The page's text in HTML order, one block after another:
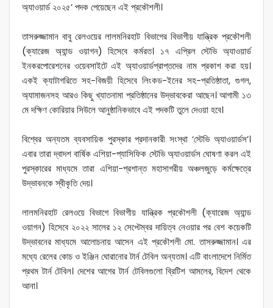
অ্যাওয়ার্ড ২০২৫’ পদক পেয়েছেন এই প্রকৌশলী।
তাসরুজ্জামান বাবু রেলওয়ের লালমনিরহাট বিভাগের বিভাগীয় যান্ত্রিক প্রকৌশলী
(ক্যারেজ অ্যান্ড ওয়াগন) হিসেবে কর্মরত। ১৭ এপ্রিল স্টেভি অ্যাওয়ার্ড
ইনকরপোরেশনের ওয়েবসাইটে এই অ্যাওয়ার্ডপ্রাপ্তদের নাম প্রকাশ করা হয়।
একই ক্যাটাগরিতে সহ-বিজয়ী হিসেবে লিংকড-ইনের সহ-প্রতিষ্ঠাতা, গুগল,
অ্যামাজনসহ আরও কিছু খ্যাতনামা প্রতিষ্ঠানের উদ্ভাবকেরা আছেন। আগামী ১৩
মে দক্ষিণ কোরিয়ার সিউলে আনুষ্ঠানিকভাবে এই পদকটি তুলে দেওয়া হবে।
বিশ্বের অন্যতম ব্যবসায়িক পুরস্কার প্রদানকারী সংস্থা ‘স্টেভি অ্যাওয়ার্ডস’।
এবার তারা দ্বাদশ বার্ষিক এশিয়া-প্যাসিফিক স্টেভি অ্যাওয়ার্ডস ঘোষণা করল এই
পুরস্কারের মাধ্যমে তারা এশিয়া-প্রশান্ত মহাসাগরীয় অঞ্চলজুড়ে কর্মক্ষেত্রে
উদ্ভাবনকে স্বীকৃতি দেয়।
লালমনিরহাট রেলওয়ে বিভাগে বিভাগীয় যান্ত্রিক প্রকৌশলী (ক্যারেজ অ্যান্ড
ওয়াগন) হিসেবে ২০২২ সালের ১২ সেপ্টেম্বর দায়িত্ব নেওয়ার পর বেশ কয়েকটি
উদ্ভাবনের মাধ্যমে আলোচনায় আসেন এই প্রকৌশলী মো. তাসরুজ্জামান। এর
মধ্যে রেলের কোচ ও ইঞ্জিন ঘোরানোর টার্ন টেবিল অন্যতম। এটি বাংলাদেশে নির্মিত
প্রথম টার্ন টেবিল। দেশের আগের টার্ন টেবিলগুলো ব্রিটিশ আমলের, বিদেশ থেকে
আনা।